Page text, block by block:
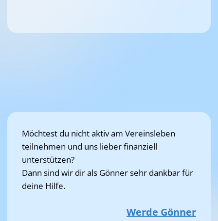
Möchtest du nicht aktiv am Vereinsleben
teilnehmen und uns lieber finanziell
unterstützen?
Dann sind wir dir als Gönner sehr dankbar für
deine Hilfe.
Werde Gönner